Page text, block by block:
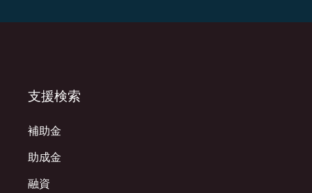
支援検索
補助金
助成金
融資